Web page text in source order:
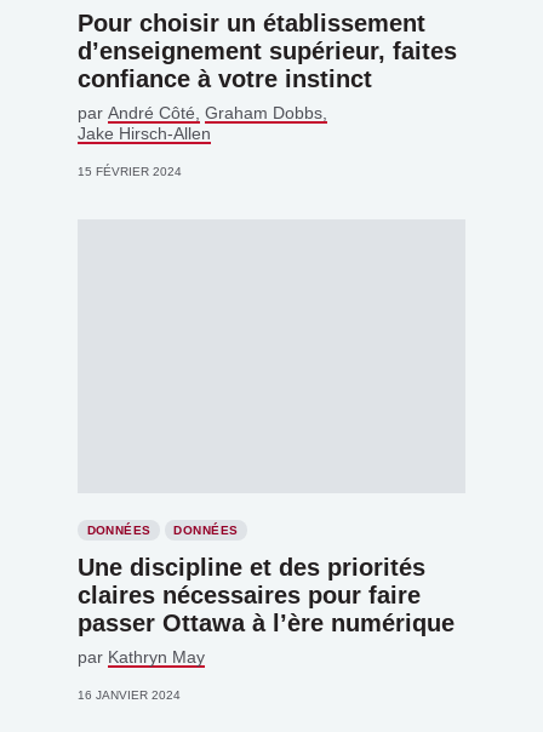
Pour choisir un établissement
d’enseignement supérieur, faites
confiance à votre instinct
par André Côté Graham Dobbs
Jake Hirsch-Allen
15 FÉVRIER 2024
DONNÉES DONNÉES
Une discipline et des priorités
claires nécessaires pour faire
passer Ottawa à l’ère numérique
par Kathryn May
16 JANVIER 2024